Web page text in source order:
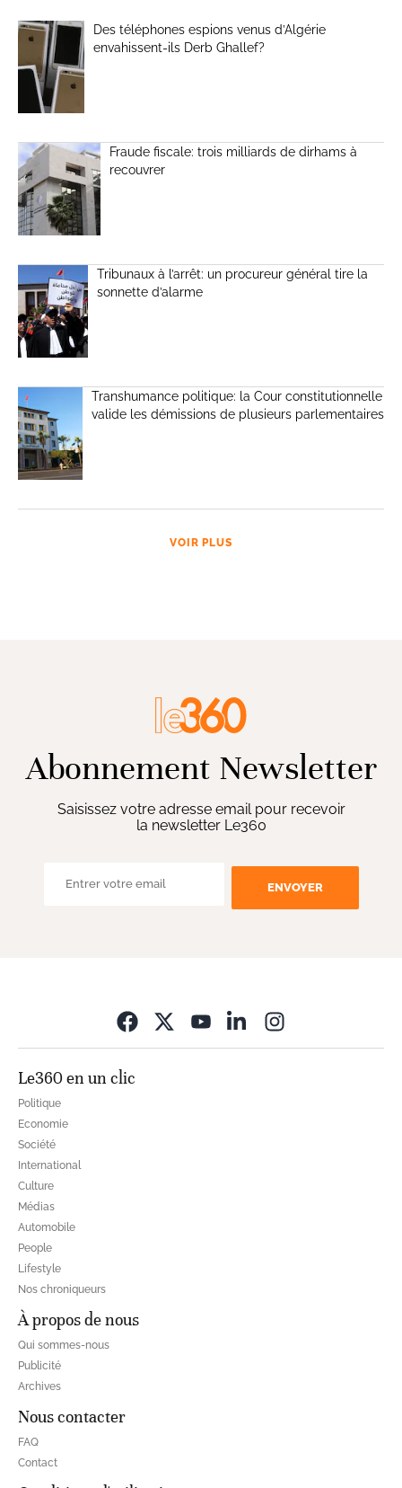
Des téléphones espions venus d’Algérie
envahissent-ils Derb Ghallef?
Fraude fiscale: trois milliards de dirhams à
recouvrer
Tribunaux à l’arrêt: un procureur général tire la
sonnette d’alarme
Transhumance politique: la Cour constitutionnelle
valide les démissions de plusieurs parlementaires
VOIR PLUS
Abonnement Newsletter
Saisissez votre adresse email pour recevoir
la newsletter Le360
ENVOYER
Le360 en un clic
Politique
Economie
Société
International
Culture
Médias
Automobile
People
Lifestyle
Nos chroniqueurs
À propos de nous
Qui sommes-nous
Publicité
Archives
Nous contacter
FAQ
Contact